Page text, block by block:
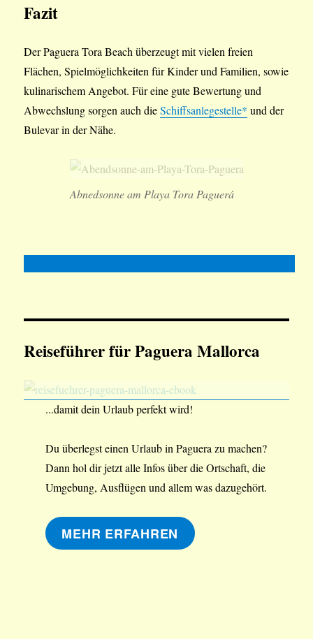
Fazit
Der Paguera Tora Beach überzeugt mit vielen freien
Flächen, Spielmöglichkeiten für Kinder und Familien, sowie
kulinarischem Angebot. Für eine gute Bewertung und
Abwechslung sorgen auch dieSchiffsanlegestelle* und der
Bulevar in der Nähe.
Abnedsonne am Playa Tora Paguerá
Reiseführer für Paguera Mallorca
...damit dein Urlaub perfekt wird!
Du überlegst einen Urlaub in Paguera zu machen?
Dann hol dir jetzt alle Infos über die Ortschaft, die
Umgebung, Ausflügen und allem was dazugehört.
MEHR ERFAHREN